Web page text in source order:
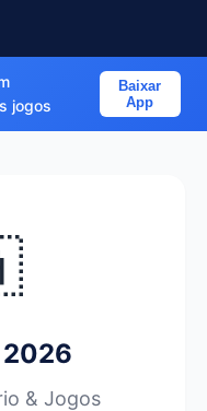
jogos
Baixar
App
2026
& Jogos